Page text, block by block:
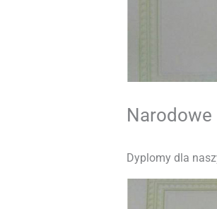
Narodowe
Dyplomy dla